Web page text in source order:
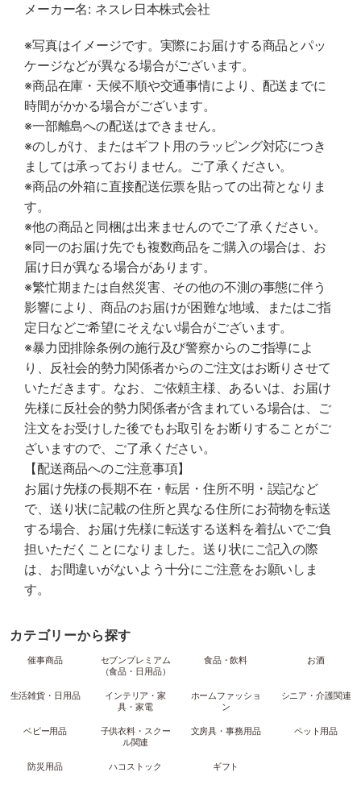
メーカー名: ネスレ日本株式会社
※写真はイメージです。実際にお届けする商品とパッ
ケージなどが異なる場合がございます。
※商品在庫・天候不順や交通事情により、配送までに
時間がかかる場合がございます。
※一部離島への配送はできません。
※のしがけ、またはギフト用のラッピング対応につき
ましては承っておりません。ご了承ください。
※商品の外箱に直接配送伝票を貼っての出荷となりま
す。
※他の商品と同梱は出来ませんのでご了承ください。
※同一のお届け先でも複数商品をご購入の場合は、お
届け日が異なる場合があります。
※繁忙期または自然災害、その他の不測の事態に伴う
影響により、商品のお届けが困難な地域、またはご指
定日などご希望にそえない場合がございます。
※暴力団排除条例の施行及び警察からのご指導によ
り、反社会的勢力関係者からのご注文はお断りさせて
いただきます。なお、ご依頼主様、あるいは、お届け
先様に反社会的勢力関係者が含まれている場合は、ご
注文をお受けした後でもお取引をお断りすることがご
ざいますので、ご了承ください。
【配送商品へのご注意事項】
お届け先様の長期不在・転居・住所不明・誤記など
で、送り状に記載の住所と異なる住所にお荷物を転送
する場合、お届け先様に転送する送料を着払いでご負
担いただくことになりました。送り状にご記入の際
は、お間違いがないよう十分にご注意をお願いしま
す。
カテゴリーから探す
催事商品
セブンプレミアム
（食品・日用品）
食品・飲料 お酒
生活雑貨・日用品
インテリア・家
具・家電
ホームファッショ
ン
シニア・介護関連
ベビー用品
子供衣料・スクー
ル関連
文房具・事務用品 ペット用品
防災用品 ハコストック ギフト